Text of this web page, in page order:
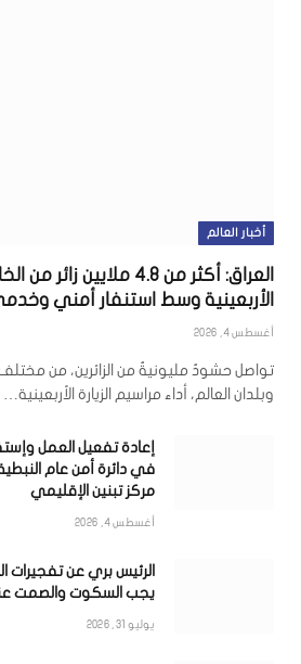
أخبار العالم
العراق: أكثر من 4.8
الأربعينية وسط استنفار أمني
أغسطس 4, 2026
تواصل حشودٌ مليونيةٌ من الزائرين، من
وبلدان العالم، أداء مراسيم الزيارة الأربعينية…
إعادة تفعيل العمل
في دائرة أمن عام
مركز تبنين الإقليمي
أغسطس 4, 2026
الرئيس بري عن
يجب السكوت والصمت
يوليو 31, 2026